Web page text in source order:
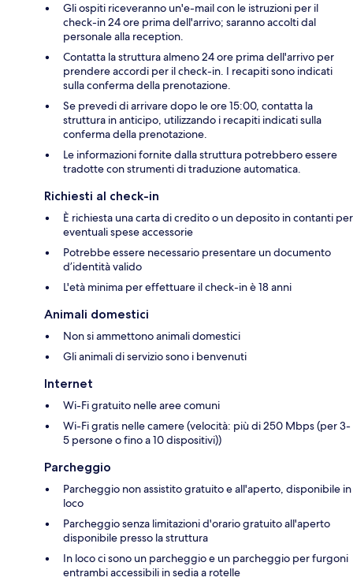
Gli ospiti riceveranno un'e-mail con le istruzioni per il
check-in 24 ore prima dell'arrivo; saranno accolti dal
personale alla reception.
Contatta la struttura almeno 24 ore prima dell'arrivo per
prendere accordi per il check-in. I recapiti sono indicati
sulla conferma della prenotazione.
Se prevedi di arrivare dopo le ore 15:00, contatta la
struttura in anticipo, utilizzando i recapiti indicati sulla
conferma della prenotazione.
Le informazioni fornite dalla struttura potrebbero essere
tradotte con strumenti di traduzione automatica.
Richiesti al check-in
È richiesta una carta di credito o un deposito in contanti per
eventuali spese accessorie
Potrebbe essere necessario presentare un documento
d’identità valido
L'età minima per effettuare il check-in è 18 anni
Animali domestici
Non si ammettono animali domestici
Gli animali di servizio sono i benvenuti
Internet
Wi-Fi gratuito nelle aree comuni
Wi-Fi gratis nelle camere (velocità: più di 250 Mbps (per 3-
5 persone o fino a 10 dispositivi))
Parcheggio
Parcheggio non assistito gratuito e all'aperto, disponibile in
loco
Parcheggio senza limitazioni d'orario gratuito all'aperto
disponibile presso la struttura
In loco ci sono un parcheggio e un parcheggio per furgoni
entrambi accessibili in sedia a rotelle